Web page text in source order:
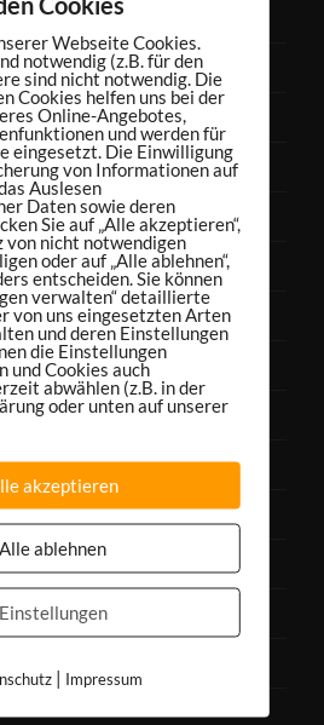
Webseite Cookies.
notwendig (z.B. für den
sind nicht notwendig. Die
Cookies helfen uns bei der
Online-Angebotes,
und werden für
eingesetzt. Die Einwilligung
von Informationen auf
Auslesen
Daten sowie deren
Sie auf „Alle akzeptieren“,
von nicht notwendigen
oder auf „Alle ablehnen“,
entscheiden. Sie können
verwalten“ detaillierte
von uns eingesetzten Arten
und deren Einstellungen
die Einstellungen
und Cookies auch
abwählen (z.B. in der
oder unten auf unserer
akzeptieren
Alle ablehnen
Einstellungen
| Impressum